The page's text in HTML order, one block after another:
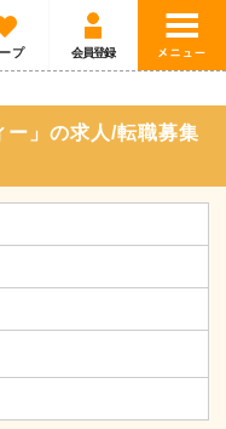
プ 会員登録
ー」の求人/転職募集